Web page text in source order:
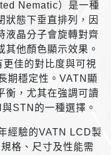
Nematic）是一種
狀態下垂直排列，因
液晶分子會旋轉對齊
其他顏色顯示效果。
佳的對比度與可視
期穩定性。VATN顯
衡，尤其在強調可讀
STN的一種選擇。
經驗的VATN LCD製
格、尺寸及性能需